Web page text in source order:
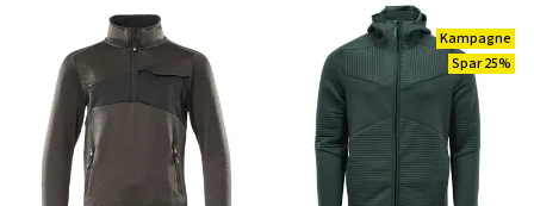
Kampagne
Spar 25%